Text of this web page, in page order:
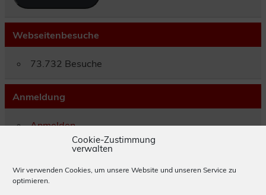
Cookie-Zustimmung
verwalten
Wir verwenden Cookies, um unsere Website und unseren Service zu
optimieren.
Webseitenbesuche
73.732 Besuche
Anmeldung
Anmelden
Eintrags-Feed
Kommentar-Feed
WordPress.org